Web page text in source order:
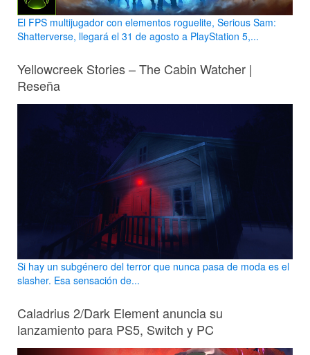
El FPS multijugador con elementos roguelite, Serious Sam:
Shatterverse, llegará el 31 de agosto a PlayStation 5,...
Yellowcreek Stories – The Cabin Watcher |
Reseña
Si hay un subgénero del terror que nunca pasa de moda es el
slasher. Esa sensación de...
Caladrius 2/Dark Element anuncia su
lanzamiento para PS5, Switch y PC